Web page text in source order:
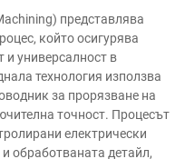
представлява
който осигурява
и универсалност в
технология използва
за прорязване на
точност. Процесът
електрически
обработваната детайл,